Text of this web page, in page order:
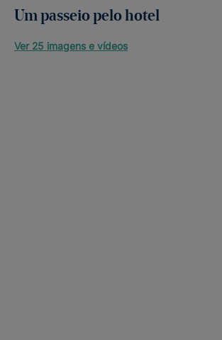
Um passeio pelo hotel
Ver 25 imagens e vídeos